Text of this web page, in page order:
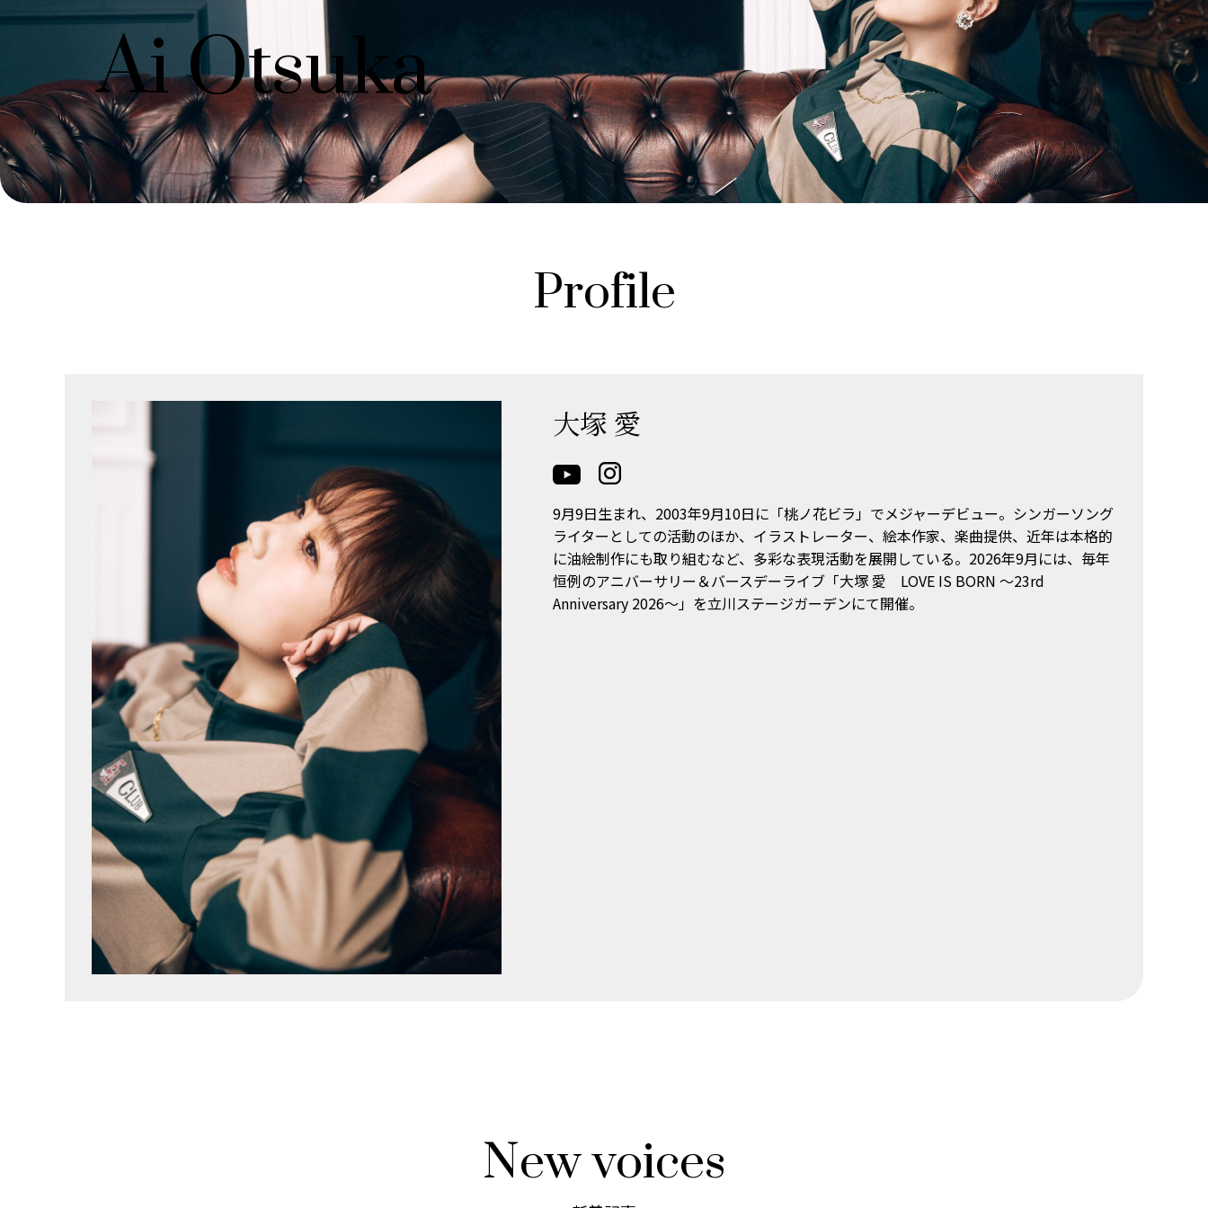
Ai Otsuka
Profile
大塚 愛
9月9日生まれ、2003年9月10日に「桃ノ花ビラ」でメジャーデビュー。シンガーソング
ライターとしての活動のほか、イラストレーター、絵本作家、楽曲提供、近年は本格的
に油絵制作にも取り組むなど、多彩な表現活動を展開している。2026年9月には、毎年
恒例のアニバーサリー＆バースデーライブ「大塚 愛 LOVE IS BORN ～23rd
Anniversary 2026～」を立川ステージガーデンにて開催。
New voices